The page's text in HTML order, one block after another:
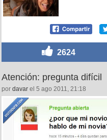
2624
Atención: pregunta difícil
por davar el 5 ago 2011, 21:18